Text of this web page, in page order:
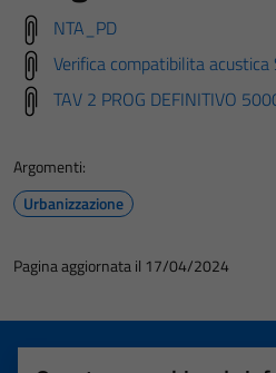
NTA_PD
Verifica compatibilita acustica
TAV 2 PROG DEFINITIVO
Argomenti:
Urbanizzazione
Pagina aggiornata il 17/04/2024